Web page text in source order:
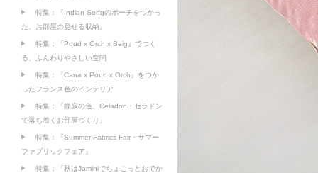
特集：『Indian Songのポーチをつかっ
た、お部屋の見せる収納』
特集：『Poud x Orch x Beig』でつく
る、ふんわりやさしい空間
特集：『Cana x Poud x Orch』をつか
ったフランス色のインテリア
特集：『静寂の色、Celadon・セラドン
で落ち着くお部屋づくり』
特集：『Summer Fabrics Fair・サマー
ファブリックフェア』
特集：『秋はJaminiでちょこっとおでか